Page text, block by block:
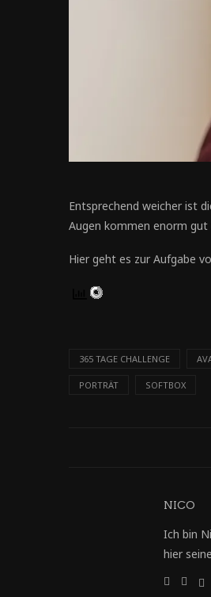
Entsprechend weicher ist
Augen kommen enorm gut
Hier geht es zur Aufgabe
365 TAGE CHALLENGE
PORTRÄT SOFTBOX
NICO
Ich bin
hier